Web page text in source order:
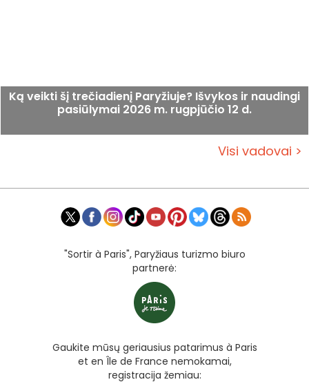
Ką veikti šį trečiadienį Paryžiuje? Išvykos ir naudingi
pasiūlymai 2026 m. rugpjūčio 12 d.
Visi vadovai >
"Sortir à Paris", Paryžiaus turizmo biuro
partnerė:
Gaukite mūsų geriausius patarimus à Paris
et en Île de France nemokamai,
registracija žemiau: